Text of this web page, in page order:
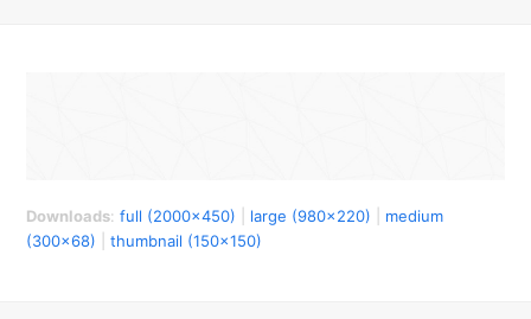
Downloads:full (2000x450) large (980x220)
medium
(300x68) |thumbnail (150x150)